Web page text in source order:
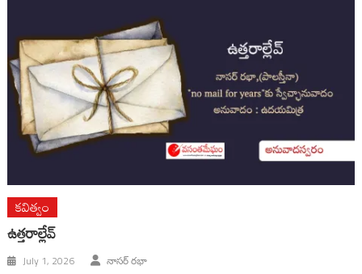
కవిత్వం
ఉత్తరాల్లేవ్
July 1, 2026 నాసర్ రభా